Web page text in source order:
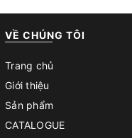
VỀ CHÚNG TÔI
Trang chủ
Giới thiệu
Sản phẩm
CATALOGUE